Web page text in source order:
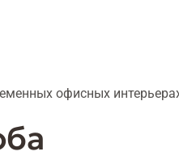
офисных